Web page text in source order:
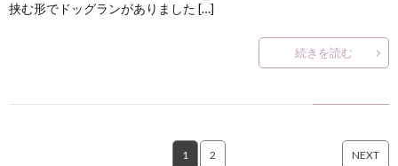
挟む形でドッグランがありました […]
続きを読む
1 2 NEXT